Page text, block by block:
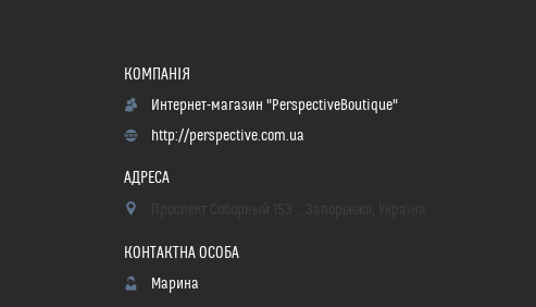
Интернет-магазин "PerspectiveBoutique"
http://perspective.com.ua
Марина